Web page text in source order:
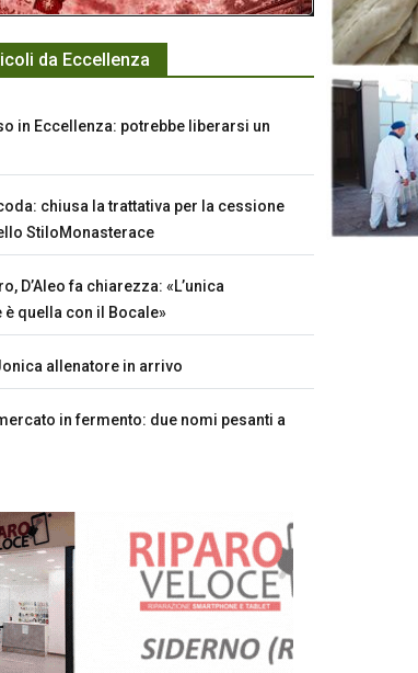
da Eccellenza
in Eccellenza: potrebbe liberarsi un
chiusa la trattativa per la cessione
StiloMonasterace
D’Aleo fa chiarezza: «L’unica
è quella con il Bocale»
allenatore in arrivo
in fermento: due nomi pesanti a